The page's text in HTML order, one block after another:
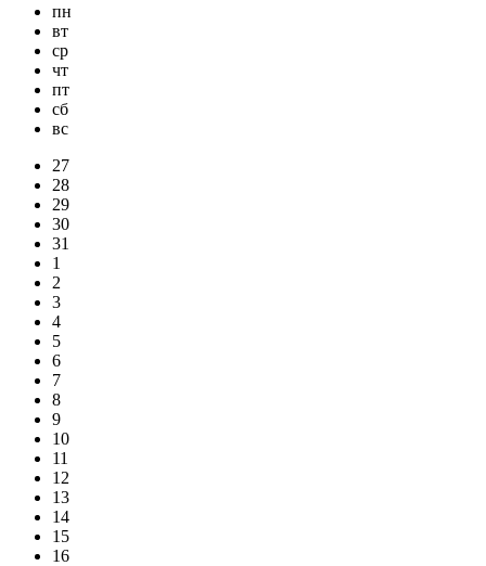
пн
вт
ср
чт
пт
сб
вс
27
28
29
30
31
1
2
3
4
5
6
7
8
9
10
11
12
13
14
15
16